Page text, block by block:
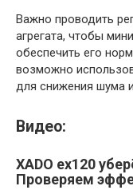
Важно проводить
агрегата, чтобы
обеспечить его
возможно
для снижения шума
Видео:
XADO ex120
Проверяем